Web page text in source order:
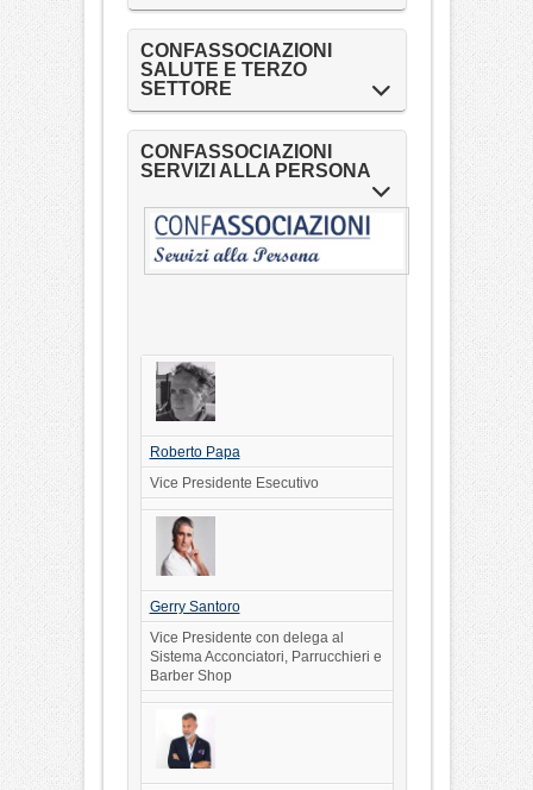
CONFASSOCIAZIONI
SALUTE E TERZO
SETTORE
CONFASSOCIAZIONI
SERVIZI ALLA PERSONA
Roberto Papa
Vice Presidente Esecutivo
Gerry Santoro
Vice Presidente con delega al
Sistema Acconciatori, Parrucchieri e
Barber Shop